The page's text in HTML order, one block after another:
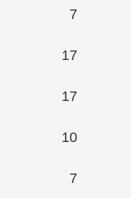
7
17
17
10
7